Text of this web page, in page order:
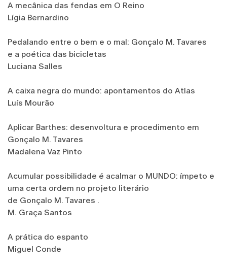
A mecânica das fendas em O Reino
Lígia Bernardino
Pedalando entre o bem e o mal: Gonçalo M. Tavares
e a poética das bicicletas
Luciana Salles
A caixa negra do mundo: apontamentos do Atlas
Luís Mourão
Aplicar Barthes: desenvoltura e procedimento em
Gonçalo M. Tavares
Madalena Vaz Pinto
Acumular possibilidade é acalmar o MUNDO: ímpeto e
uma certa ordem no projeto literário
de Gonçalo M. Tavares .
M. Graça Santos
A prática do espanto
Miguel Conde